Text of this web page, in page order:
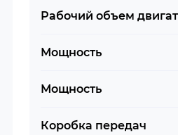
Рабочий объем
Мощность
Мощность
Коробка передач